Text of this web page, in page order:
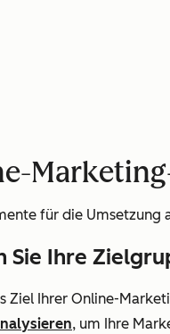
für die Umsetzung
Sie Ihre
Ziel Ihrer Online-
, um Ihre